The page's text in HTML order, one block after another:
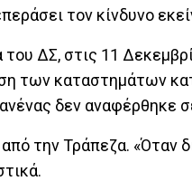
τον κίνδυνο
ΔΣ, στις 11
των καταστημάτων
δεν αναφέρθηκε
την Τράπεζα.